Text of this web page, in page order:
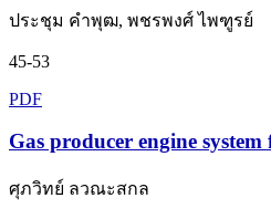
ประชุม คำพุฒ, พชรพงศ์ ไพฑูรย์
45-53
PDF
Gas producer engine
ศุภวิทย์ ลวณะสกล